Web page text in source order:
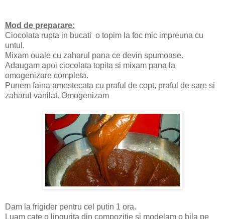
Mod de preparare:
Ciocolata rupta in bucati o topim la foc mic impreuna cu
untul.
Mixam ouale cu zaharul pana ce devin spumoase.
Adaugam apoi ciocolata topita si mixam pana la
omogenizare completa.
Punem faina amestecata cu praful de copt, praful de sare si
zaharul vanilat. Omogenizam
Dam la frigider pentru cel putin 1 ora.
Luam cate o lingurita din compozitie si modelam o bila pe